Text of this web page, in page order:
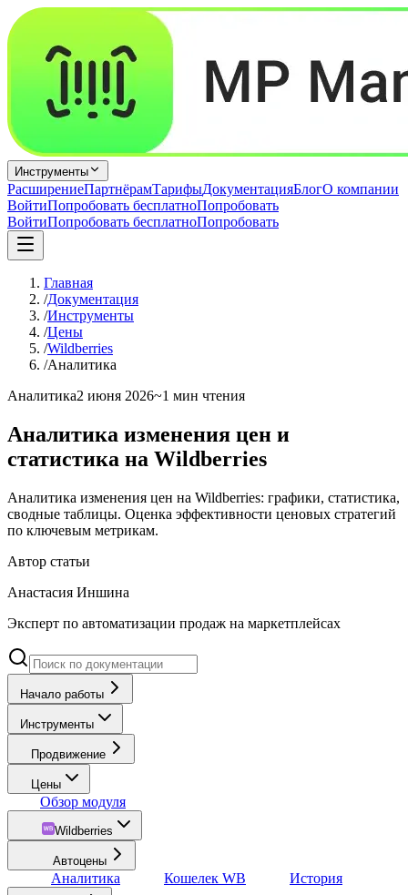
Инструменты
РасширениеПартнёрамТарифыДокументацияБлогО компании
ВойтиПопробовать бесплатноПопробовать
ВойтиПопробовать бесплатноПопробовать
Главная
/Документация
/Инструменты
/Цены
/Wildberries
/Аналитика
Аналитика2 июня 2026~1 мин чтения
Аналитика изменения цен и
статистика на Wildberries
Аналитика изменения цен на Wildberries: графики, статистика,
сводные таблицы. Оценка эффективности ценовых стратегий
по ключевым метрикам.
Автор статьи
Анастасия Иншина
Эксперт по автоматизации продаж на маркетплейсах
Начало работы
Инструменты
Продвижение
Цены
Обзор модуля
Wildberries
Автоцены
Аналитика Кошелек WB История